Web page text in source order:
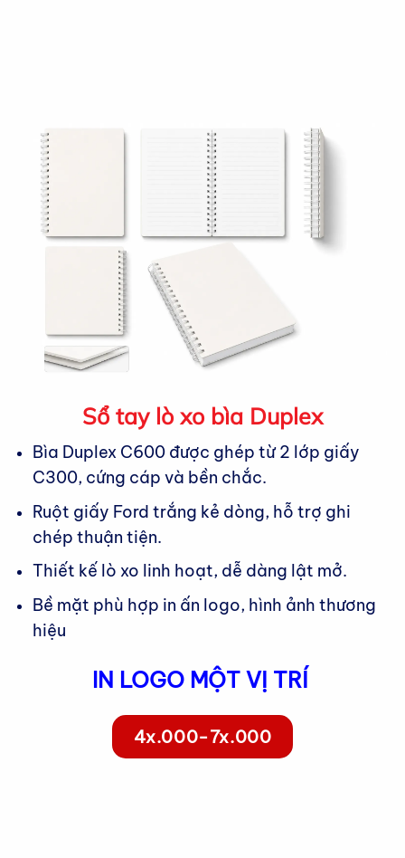
Sổ tay lò xo bìa Duplex
Bìa Duplex C600 được ghép từ 2 lớp giấy
C300, cứng cáp và bền chắc.
Ruột giấy Ford trắng kẻ dòng, hỗ trợ ghi
chép thuận tiện.
Thiết kế lò xo linh hoạt, dễ dàng lật mở.
Bề mặt phù hợp in ấn logo, hình ảnh thương
hiệu
IN LOGO MỘT VỊ TRÍ
4x.000-7x.000